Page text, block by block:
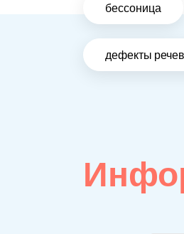
бессоница
дефекты